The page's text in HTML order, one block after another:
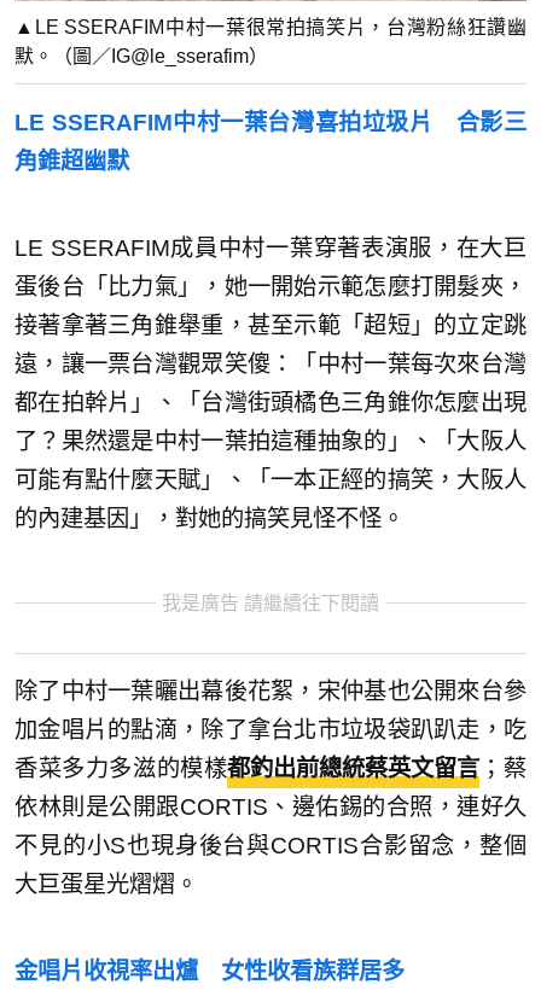
▲LE SSERAFIM中村一葉很常拍搞笑片，台灣粉絲狂讚幽
默。（圖／IG@le_sserafim）
LE SSERAFIM中村一葉台灣喜拍垃圾片 合影三
角錐超幽默
LE SSERAFIM成員中村一葉穿著表演服，在大巨
蛋後台「比力氣」，她一開始示範怎麼打開髮夾，
接著拿著三角錐舉重，甚至示範「超短」的立定跳
遠，讓一票台灣觀眾笑傻：「中村一葉每次來台灣
都在拍幹片」、「台灣街頭橘色三角錐你怎麼出現
了？果然還是中村一葉拍這種抽象的」、「大阪人
可能有點什麼天賦」、「一本正經的搞笑，大阪人
的內建基因」，對她的搞笑見怪不怪。
我是廣告 請繼續往下閱讀
除了中村一葉曬出幕後花絮，宋仲基也公開來台參
加金唱片的點滴，除了拿台北市垃圾袋趴趴走，吃
香菜多力多滋的模樣都釣出前總統蔡英文留言 ；蔡
依林則是公開跟CORTIS、邊佑錫的合照，連好久
不見的小S也現身後台與CORTIS合影留念，整個
大巨蛋星光熠熠。
金唱片收視率出爐 女性收看族群居多